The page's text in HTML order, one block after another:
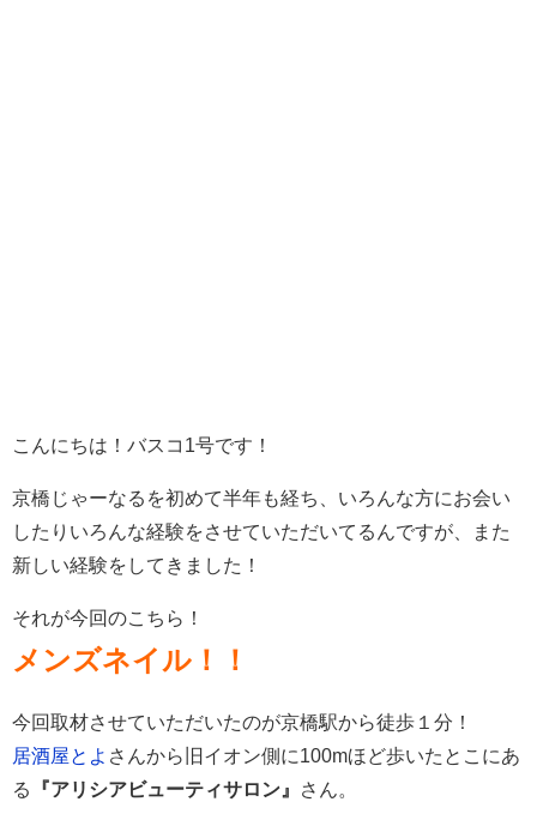
こんにちは！バスコ1号です！
京橋じゃーなるを初めて半年も経ち、いろんな方にお会い
したりいろんな経験をさせていただいてるんですが、また
新しい経験をしてきました！
それが今回のこちら！
メンズネイル！！
今回取材させていただいたのが京橋駅から徒歩１分！
居酒屋とよ さんから旧イオン側に100mほど歩いたとこにあ
る
『アリシアビューティサロン』 さん。